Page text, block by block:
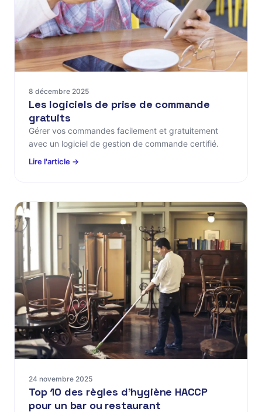
8 décembre 2025
Les logiciels de prise de commande
gratuits
Gérer vos commandes facilement et gratuitement
avec un logiciel de gestion de commande certifié.
Lire l'article →
24 novembre 2025
Top 10 des règles d'hygiène HACCP
pour un bar ou restaurant